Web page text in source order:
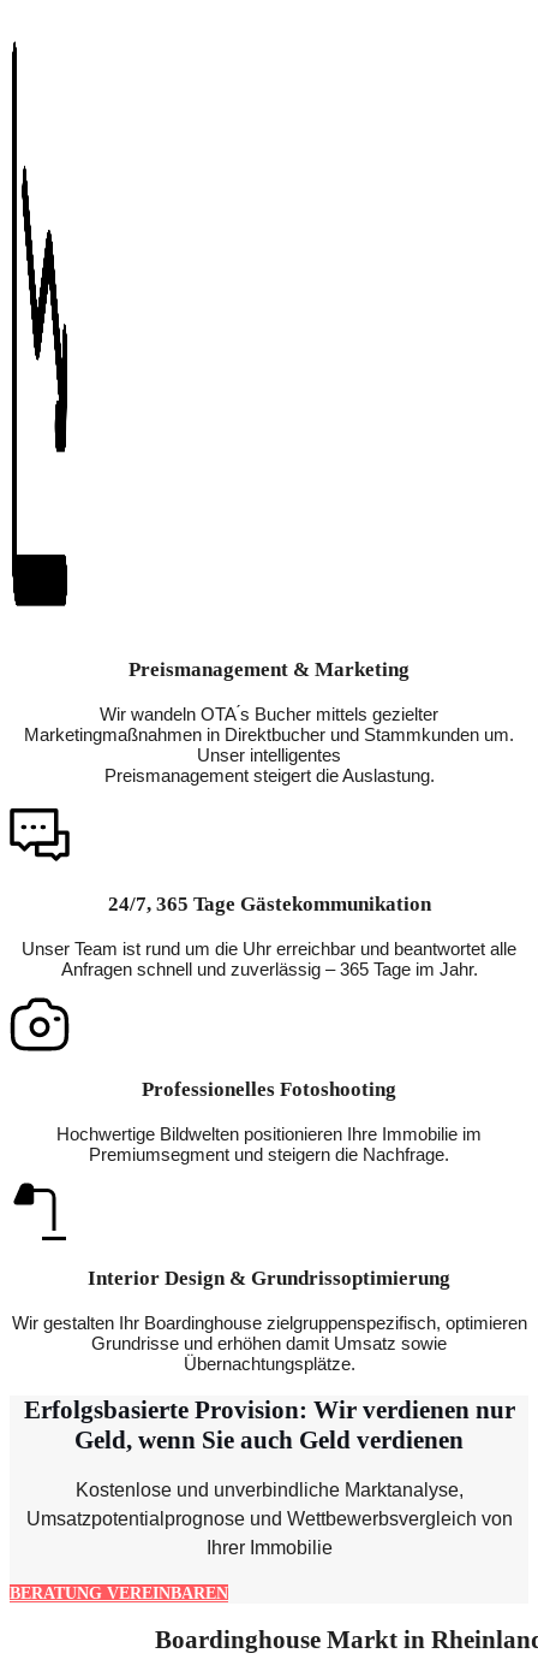
Preismanagement & Marketing
Wir wandeln OTA ́s Bucher mittels gezielter
Marketingmaßnahmen in Direktbucher und Stammkunden um.
Unser intelligentes
Preismanagement steigert die Auslastung.
24/7, 365 Tage Gästekommunikation
Unser Team ist rund um die Uhr erreichbar und beantwortet alle
Anfragen schnell und zuverlässig – 365 Tage im Jahr.
Professionelles Fotoshooting
Hochwertige Bildwelten positionieren Ihre Immobilie im
Premiumsegment und steigern die Nachfrage.
Interior Design & Grundrissoptimierung
Wir gestalten Ihr Boardinghouse zielgruppenspezifisch, optimieren
Grundrisse und erhöhen damit Umsatz sowie
Übernachtungsplätze.
Erfolgsbasierte Provision: Wir verdienen nur
Geld, wenn Sie auch Geld verdienen
Kostenlose und unverbindliche Marktanalyse,
Umsatzpotentialprognose und Wettbewerbsvergleich von
Ihrer Immobilie
BERATUNG VEREINBAREN
Boardinghouse Markt in